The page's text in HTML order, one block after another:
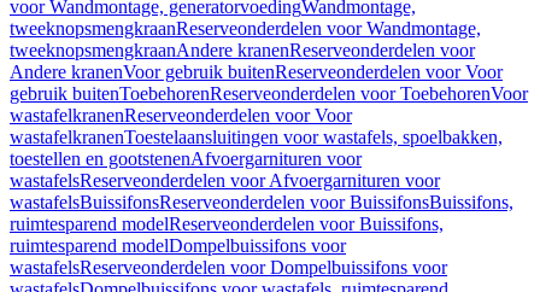
voor Wandmontage, generatorvoedingWandmontage,
tweeknopsmengkraanReserveonderdelen voor Wandmontage,
tweeknopsmengkraanAndere kranenReserveonderdelen voor
Andere kranenVoor gebruik buitenReserveonderdelen voor Voor
gebruik buitenToebehorenReserveonderdelen voor ToebehorenVoor
wastafelkranenReserveonderdelen voor Voor
wastafelkranenToestelaansluitingen voor wastafels, spoelbakken,
toestellen en gootstenenAfvoergarnituren voor
wastafelsReserveonderdelen voor Afvoergarnituren voor
wastafelsBuissifonsReserveonderdelen voor BuissifonsBuissifons,
ruimtesparend modelReserveonderdelen voor Buissifons,
ruimtesparend modelDompelbuissifons voor
wastafelsReserveonderdelen voor Dompelbuissifons voor